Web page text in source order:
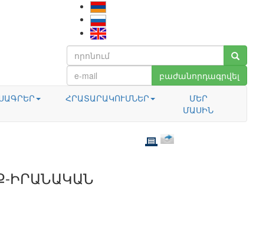
բաժանորդագրվել
ՀՐԱՏԱՐԱԿՈՒՄՆԵՐ
ՄԵՐ
ՄԱՍԻՆ
ԻՐԱՆԱԿԱՆ